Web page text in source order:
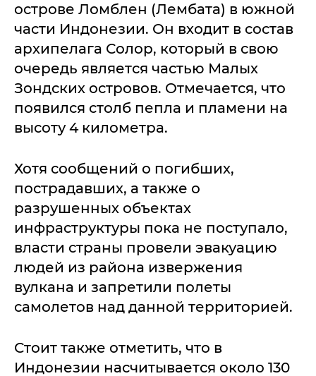
острове Ломблен (Лембата) в южной
части Индонезии. Он входит в состав
архипелага Солор, который в свою
очередь является частью Малых
Зондских островов. Отмечается, что
появился столб пепла и пламени на
высоту 4 километра.
Хотя сообщений о погибших,
пострадавших, а также о
разрушенных объектах
инфраструктуры пока не поступало,
власти страны провели эвакуацию
людей из района извержения
вулкана и запретили полеты
самолетов над данной территорией.
Стоит также отметить, что в
Индонезии насчитывается около 130